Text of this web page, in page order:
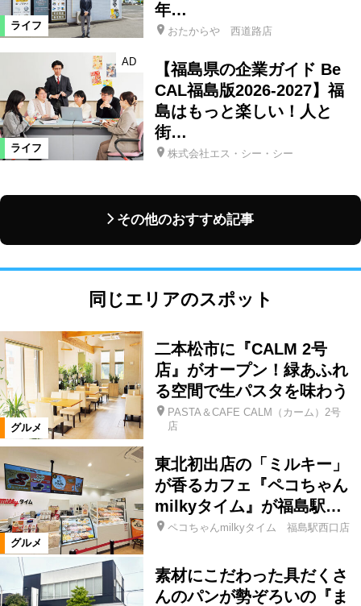
ライフ
年…
おたからや 西道路店
ライフ
AD
【福島県の企業ガイド Be
CAL福島版2026-2027】福
島はもっと楽しい！人と
街…
株式会社エス・シー・シー
その他のおすすめ記事
同じエリアのスポット
グルメ
二本松市に『CALM 2号
店』がオープン！緑あふれ
る空間で生パスタを味わう
PASTA＆CAFE CALM（カーム）2号
店
グルメ
東北初出店の「ミルキー」
が香るカフェ『ペコちゃん
milkyタイム』が福島駅…
ペコちゃんmilkyタイム 福島駅西口店
素材にこだわった具だくさ
んのパンが勢ぞろいの『ま